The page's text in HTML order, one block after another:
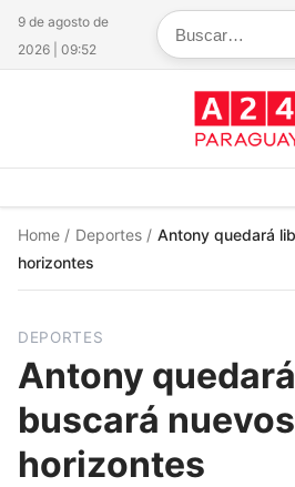
9 de agosto de
2026 | 09:52
Home / Deportes / Antony quedará
horizontes
DEPORTES
Antony
buscará nuevos
horizontes